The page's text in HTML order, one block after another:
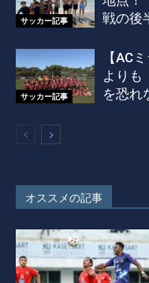
サッカー記事
戦の後
サッカー記事
【AC
よりも
を恐れ
オススメの記事